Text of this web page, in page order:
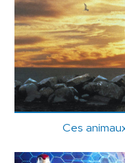
Ces